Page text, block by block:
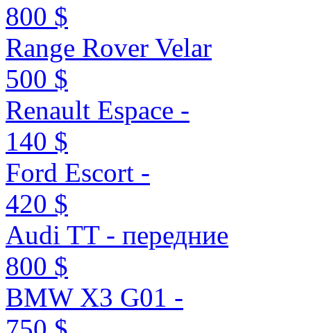
800 $
Range Rover Velar
500 $
Renault Espace -
140 $
Ford Escort -
420 $
Audi TT - передние
800 $
BMW X3 G01 -